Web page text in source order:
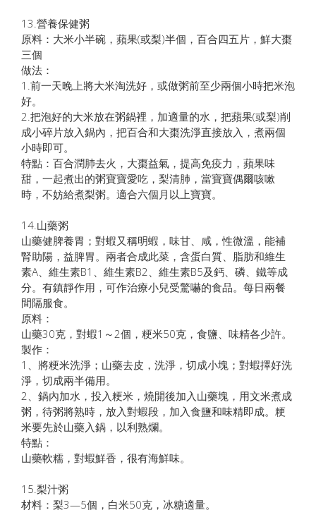
13.營養保健粥
原料：大米小半碗，蘋果(或梨)半個，百合四五片，鮮大棗
三個
做法：
1.前一天晚上將大米淘洗好，或做粥前至少兩個小時把米泡
好。
2.把泡好的大米放在粥鍋裡，加適量的水，把蘋果(或梨)削
成小碎片放入鍋內，把百合和大棗洗淨直接放入，煮兩個
小時即可。
特點：百合潤肺去火，大棗益氣，提高免疫力，蘋果味
甜，一起煮出的粥寶寶愛吃，梨清肺，當寶寶偶爾咳嗽
時，不妨給煮梨粥。適合六個月以上寶寶。
14.山藥粥
山藥健脾養胃；對蝦又稱明蝦，味甘、咸，性微溫，能補
腎助陽，益脾胃。兩者合成此菜，含蛋白質、脂肪和維生
素A、維生素B1、維生素B2、維生素B5及鈣、磷、鐵等成
分。有鎮靜作用，可作治療小兒受驚嚇的食品。每日兩餐
間隔服食。
原料：
山藥30克，對蝦1～2個，粳米50克，食鹽、味精各少許。
製作：
1、將粳米洗淨；山藥去皮，洗淨，切成小塊；對蝦擇好洗
淨，切成兩半備用。
2、鍋內加水，投入粳米，燒開後加入山藥塊，用文米煮成
粥，待粥將熟時，放入對蝦段，加入食鹽和味精即成。粳
米要先於山藥入鍋，以利熟爛。
特點：
山藥軟糯，對蝦鮮香，很有海鮮味。
15.梨汁粥
材料：梨3—5個，白米50克，冰糖適量。